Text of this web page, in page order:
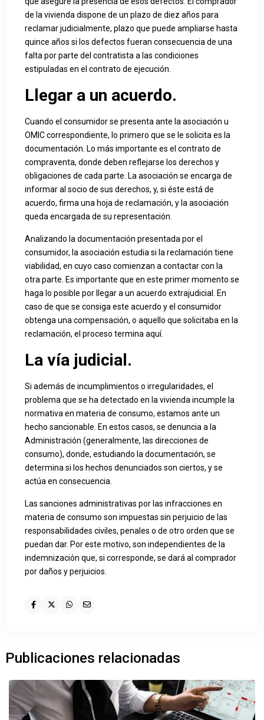
de la vivienda dispone de un plazo de diez años para
reclamar judicialmente, plazo que puede ampliarse hasta
quince años si los defectos fueran consecuencia de una
falta por parte del contratista a las condiciones
estipuladas en el contrato de ejecución.
Llegar a un acuerdo.
Cuando el consumidor se presenta ante la asociación u
OMIC correspondiente, lo primero que se le solicita es la
documentación. Lo más importante es el contrato de
compraventa, donde deben reflejarse los derechos y
obligaciones de cada parte. La asociación se encarga de
informar al socio de sus derechos, y, si éste está de
acuerdo, firma una hoja de reclamación, y la asociación
queda encargada de su representación.
Analizando la documentación presentada por el
consumidor, la asociación estudia si la reclamación tiene
viabilidad, en cuyo caso comienzan a contactar con la
otra parte. Es importante que en este primer momento se
haga lo posible por llegar a un acuerdo extrajudicial. En
caso de que se consiga este acuerdo y el consumidor
obtenga una compensación, o aquello que solicitaba en la
reclamación, el proceso termina aquí.
La vía judicial.
Si además de incumplimientos o irregularidades, el
problema que se ha detectado en la vivienda incumple la
normativa en materia de consumo, estamos ante un
hecho sancionable. En estos casos, se denuncia a la
Administración (generalmente, las direcciones de
consumo), donde, estudiando la documentación, se
determina si los hechos denunciados son ciertos, y se
actúa en consecuencia.
Las sanciones administrativas por las infracciones en
materia de consumo son impuestas sin perjuicio de las
responsabilidades civiles, penales o de otro orden que se
puedan dar. Por este motivo, son independientes de la
indemnización que, si corresponde, se dará al comprador
por daños y perjuicios.
Publicaciones relacionadas